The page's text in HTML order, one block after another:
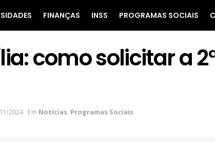
FINANÇAS INSS PROGRAMAS SOCIAIS
como solicitar a
2024 Em Notícias, Programas Sociais